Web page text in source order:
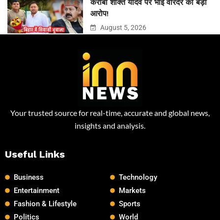
करीबी शक्ति यादव पर भाई वीरेंदर का बड़ा
आरोप!
August 5, 2026
Your trusted source for real-time, accurate and global news,
insights and analysis.
Useful Links
Business
Entertainment
Fashion & Lifestyle
Politics
Technology
Markets
Sports
World